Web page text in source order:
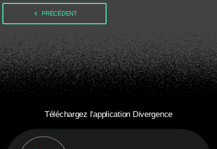
navigate_before PRÉCÉDENT
Téléchargez l'application Divergence